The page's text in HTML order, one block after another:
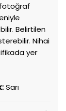
fotoğraf
Belirtilen
Nihai
yer
Sarı